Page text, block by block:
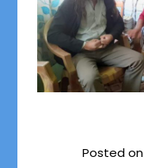
Posted on